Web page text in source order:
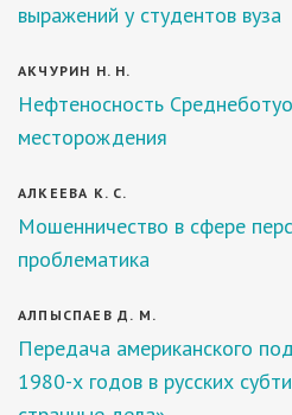
выражений у студентов вуза
АКЧУРИН Н. Н.
Нефтеносность
месторождения
АЛКЕЕВА К. С.
Мошенничество в сфере
проблематика
АЛПЫСПАЕВ Д. М.
Передача американского
1980-х годов в русских